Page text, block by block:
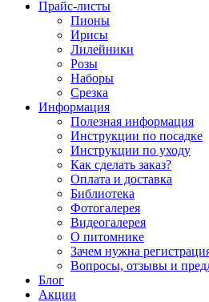
Прайс-листы
Пионы
Ирисы
Лилейники
Розы
Наборы
Срезка
Информация
Полезная информация
Инструкции по посадке
Инструкции по уходу
Как сделать заказ?
Оплата и доставка
Библиотека
Фотогалерея
Видеогалерея
О питомнике
Зачем нужна
Вопросы, отзывы и
Блог
Акции